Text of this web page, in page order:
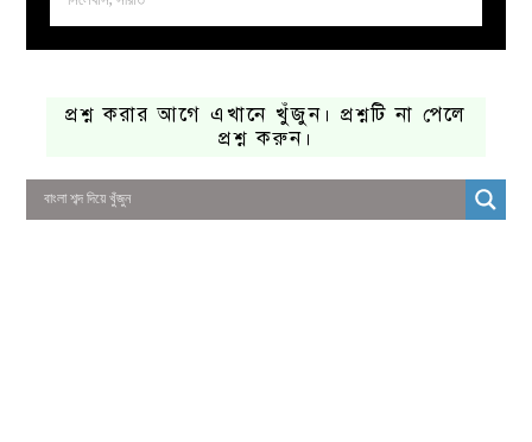
প্রশ্ন করার আগে এখানে খুঁজুন। প্রশ্নটি না পেলে
প্রশ্ন করুন।